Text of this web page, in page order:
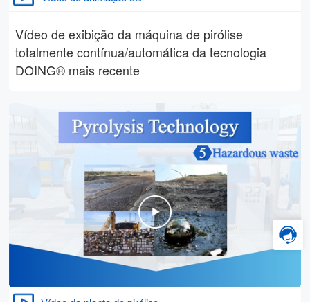
Vídeo de exibição da máquina de pirólise
totalmente contínua/automática da tecnologia
DOING® mais recente